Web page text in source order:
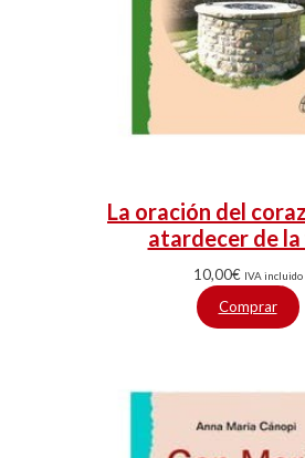
La oración del
atardecer de la
10,00€ IVA incluido
Comprar